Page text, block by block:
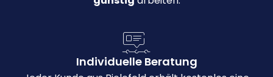
Individuelle Beratung